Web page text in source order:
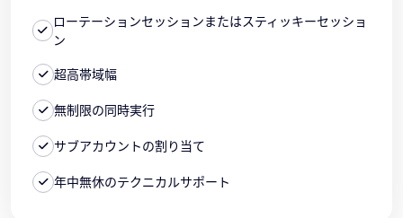
ローテーションセッションまたはスティッキーセッショ
ン
超高帯域幅
無制限の同時実行
サブアカウントの割り当て
年中無休のテクニカルサポート